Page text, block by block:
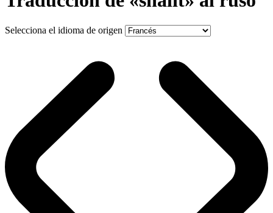
Selecciona el idioma de origen